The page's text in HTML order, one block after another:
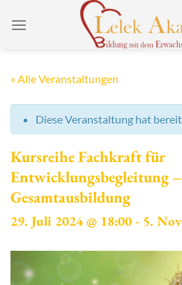
Inhalt
« Alle Veranstaltungen
Diese Veranstaltung hat
Kursreihe Fachkraft für
Entwicklungsbegleitung –
Gesamtausbildung
29. Juli 2024 @ 18:00 - 5.